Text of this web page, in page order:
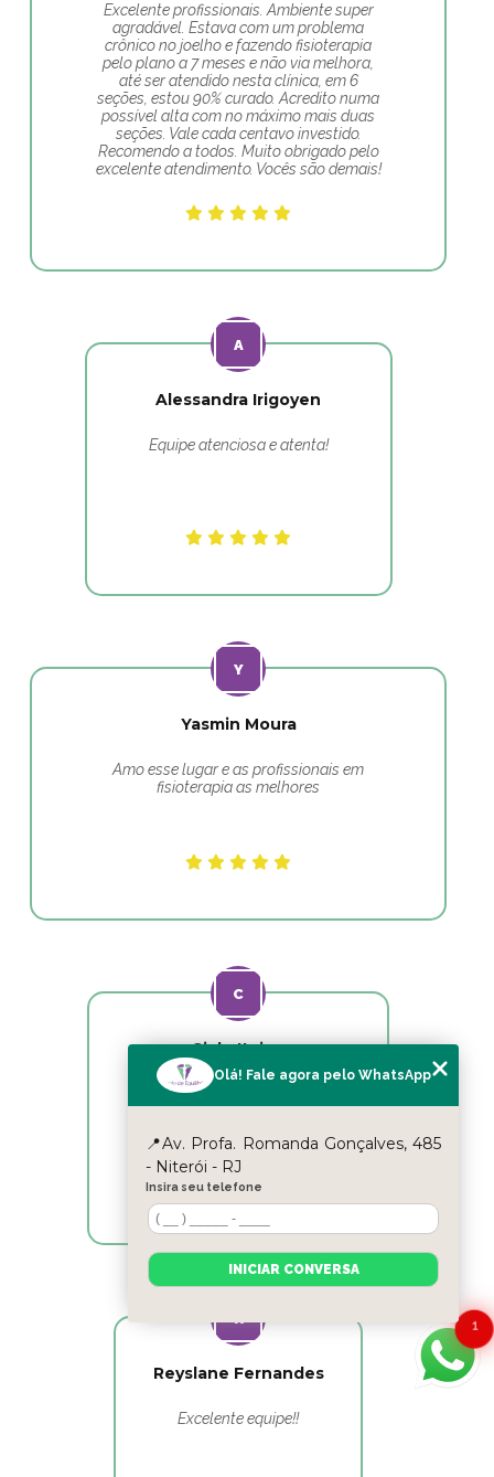
Excelente profissionais. Ambiente super
agradável. Estava com um problema
crônico no joelho e fazendo fisioterapia
pelo plano a 7 meses e não via melhora,
até ser atendido nesta clínica, em 6
seções, estou 90% curado. Acredito numa
possível alta com no máximo mais duas
seções. Vale cada centavo investido.
Recomendo a todos. Muito obrigado pelo
excelente atendimento. Vocês são demais!
Alessandra Irigoyen
Equipe atenciosa e atenta!
Yasmin Moura
Amo esse lugar e as profissionais em
fisioterapia as melhores
Cicle Itaipu
Excelentes profissionais!!!
Reyslane Fernandes
Excelente equipe!!
1
Olá! Fale agora pelo WhatsApp
📍Av. Profa. Romanda Gonçalves, 485
- Niterói - RJ
Insira seu telefone
INICIAR CONVERSA